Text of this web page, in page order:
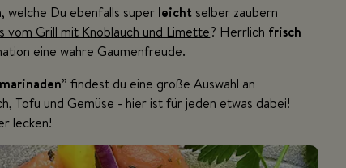
Du ebenfalls super leicht selber zaubern
vom Grill mit Knoblauch und Limette? Herrlich frisch
eine wahre Gaumenfreude.
” findest du eine große Auswahl an
Tofu und Gemüse - hier ist für jeden etwas dabei!
lecken!